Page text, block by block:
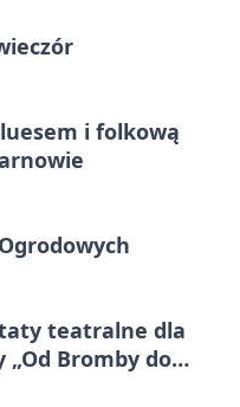
i folkową
teatralne dla
„Od Bromby do